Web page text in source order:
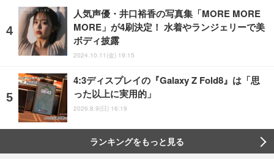
人気声優・井口裕香の写真集「MORE MORE
MORE」が4刷決定！ 水着やランジェリーで美
ボディ披露
2024.10.11(金) 19:15
4:3ディスプレイの『Galaxy Z Fold8』は「思
った以上に実用的」
2026.8.9(日) 16:19
ランキングをもっと見る